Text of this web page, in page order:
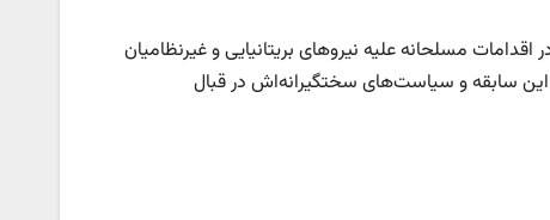
مسلحانه علیه نیروهای بریتانیایی و غیرنظامیان
سابقه و سیاست‌های سختگیرانه‌اش در قبال